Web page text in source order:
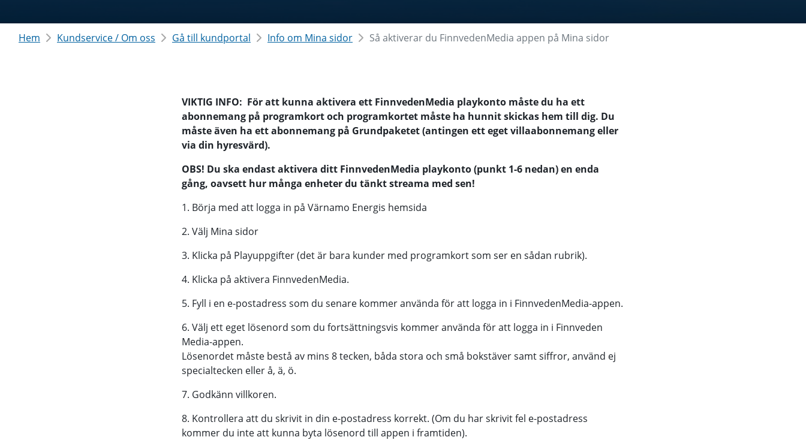
Hem Kundservice / Om oss Gå till kundportal Info om Mina sidor Så aktiverar du FinnvedenMedia appen på Mina sidor
VIKTIG INFO: För att kunna aktivera ett FinnvedenMedia playkonto måste du ha ett
abonnemang på programkort och programkortet måste ha hunnit skickas hem till dig. Du
måste även ha ett abonnemang på Grundpaketet (antingen ett eget villaabonnemang eller
via din hyresvärd).
OBS! Du ska endast aktivera ditt FinnvedenMedia playkonto (punkt 1-6 nedan) en enda
gång, oavsett hur många enheter du tänkt streama med sen!
1. Börja med att logga in på Värnamo Energis hemsida
2. Välj Mina sidor
3. Klicka på Playuppgifter (det är bara kunder med programkort som ser en sådan rubrik).
4. Klicka på aktivera FinnvedenMedia.
5. Fyll i en e-postadress som du senare kommer använda för att logga in i FinnvedenMedia-appen.
6. Välj ett eget lösenord som du fortsättningsvis kommer använda för att logga in i Finnveden
Media-appen.
Lösenordet måste bestå av mins 8 tecken, båda stora och små bokstäver samt siffror, använd ej
specialtecken eller å, ä, ö.
7. Godkänn villkoren.
8. Kontrollera att du skrivit in din e-postadress korrekt. (Om du har skrivit fel e-postadress
kommer du inte att kunna byta lösenord till appen i framtiden).